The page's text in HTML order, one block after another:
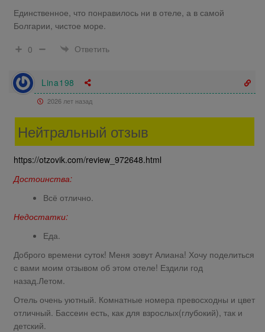
Единственное, что понравилось ни в отеле, а в самой
Болгарии, чистое море.
0
Ответить
Lina198
2026 лет назад
Нейтральный отзыв
https://otzovik.com/review_972648.html
Достоинства:
Всё отлично.
Недостатки:
Еда.
Доброго времени суток! Меня зовут Алиана! Хочу поделиться
с вами моим отзывом об этом отеле! Ездили год
назад.Летом.
Отель очень уютный. Комнатные номера превосходны и цвет
отличный. Бассеин есть, как для взрослых(глубокий), так и
детский.